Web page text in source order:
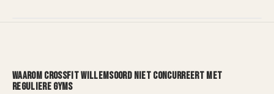
WAAROM CROSSFIT WILLEMSOORD NIET CONCURREERT MET
REGULIERE GYMS